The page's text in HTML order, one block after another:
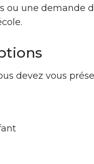
ou une demande
devez vous